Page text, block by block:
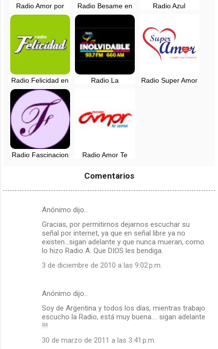
Radio Amor por
Cable en vivo -
Radio Besame en
vivo - Lima, Perú
Radio Azul
Radio Felicidad en
vivo - 88.9 FM -
Lima, Perú
Radio La
Radio Super Amor
Radio Fascinacion
Radio Amor Te
Comentarios
Anónimo dijo…
Gracias, por permitirnos dejarnos escuchar su
señal por internet, ya que en señal libre ya no
existen...sigan adelante y que nunca mueran, como
lo hizo Radio A. Que DIOS les bendiga.
3 de diciembre de 2010 a las 9:02 p.m.
Anónimo dijo…
Soy de Argentina y todos los días, mientras trabajo
escucho la Radio, está muy buena.... sigan adelante
!!!
30 de marzo de 2011 a las 3:41 p.m.